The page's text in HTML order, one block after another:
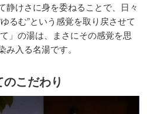
静けさに身を委ねることで、日々
るむ”という感覚を取り戻させて
」の湯は、まさにその感覚を思
入る名湯です。
こだわり